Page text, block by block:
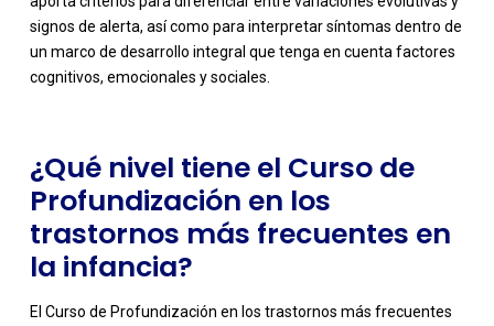
signos de alerta, así como para interpretar síntomas dentro de
un marco de desarrollo integral que tenga en cuenta factores
cognitivos, emocionales y sociales.
¿Qué nivel tiene el Curso de
Profundización en los
trastornos más frecuentes en
la infancia?
El Curso de Profundización en los trastornos más frecuentes